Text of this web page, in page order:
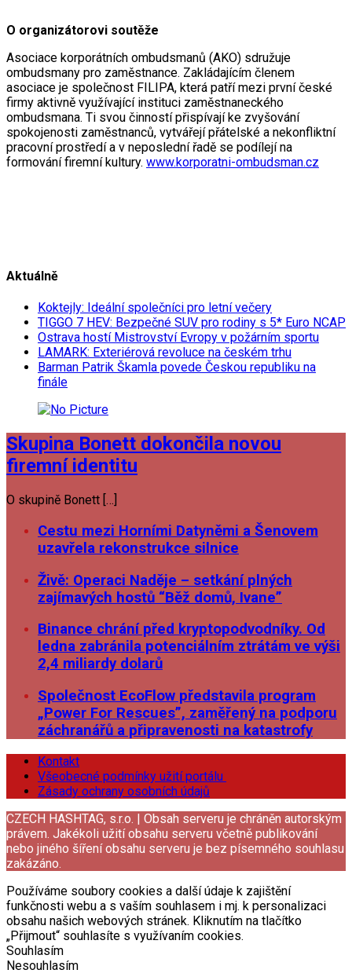
O organizátorovi soutěže
Asociace korporátních ombudsmanů (AKO) sdružuje
ombudsmany pro zaměstnance. Zakládajícím členem
asociace je společnost FILIPA, která patří mezi první české
firmy aktivně využívající instituci zaměstnaneckého
ombudsmana. Ti svou činností přispívají ke zvyšování
spokojenosti zaměstnanců, vytvářejí přátelské a nekonfliktní
pracovní prostředí a v neposlední řadě se podílejí na
formování firemní kultury. www.korporatni-ombudsman.cz
Aktuálně
Koktejly: Ideální společníci pro letní večery
TIGGO 7 HEV: Bezpečné SUV pro rodiny s 5* Euro NCAP
Ostrava hostí Mistrovství Evropy v požárním sportu
LAMARK: Exteriérová revoluce na českém trhu
Barman Patrik Škamla povede Českou republiku na
finále
Skupina Bonett dokončila novou
firemní identitu
O skupině Bonett […]
Cestu mezi Horními Datyněmi a Šenovem
uzavřela rekonstrukce silnice
Živě: Operaci Naděje – setkání plných
zajímavých hostů “Běž domů, Ivane”
Binance chrání před kryptopodvodníky. Od
ledna zabránila potenciálním ztrátám ve výši
2,4 miliardy dolarů
Společnost EcoFlow představila program
„Power For Rescues”, zaměřený na podporu
záchranářů a připravenosti na katastrofy
Kontakt
Všeobecné podmínky užití portálu
Zásady ochrany osobních údajů
CZECH HASHTAG, s.r.o. | Obsah serveru je chráněn autorským
právem. Jakékoli užití obsahu serveru včetně publikování
nebo jiného šíření obsahu serveru je bez písemného souhlasu
zakázáno.
Používáme soubory cookies a další údaje k zajištění
funkčnosti webu a s vaším souhlasem i mj. k personalizaci
obsahu našich webových stránek. Kliknutím na tlačítko
„Přijmout“ souhlasíte s využívaním cookies.
Souhlasím
Nesouhlasím